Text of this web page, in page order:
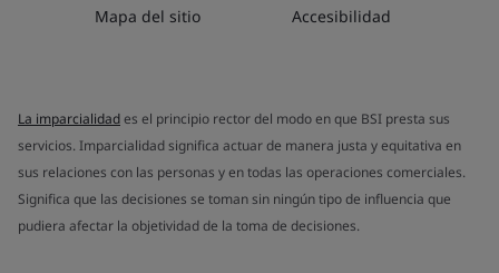
Mapa del sitio Accesibilidad
La imparcialidades el principio rector del modo en que BSI presta sus
servicios. Imparcialidad significa actuar de manera justa y equitativa en
sus relaciones con las personas y en todas las operaciones comerciales.
Significa que las decisiones se toman sin ningún tipo de influencia que
pudiera afectar la objetividad de la toma de decisiones.